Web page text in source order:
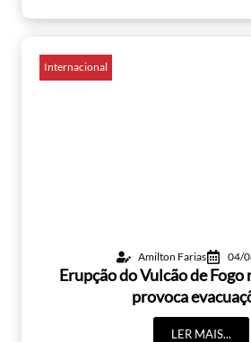
Internacional
Amilton Farias 04/
Erupção do Vulcão de Fogo
provoca
LER MAIS...